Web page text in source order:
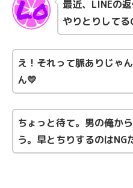
最近、LINEの
やりとりして
え！それって脈ありじゃ
ん💛
ちょっと待て。男の俺か
う。早とちりするのはNG